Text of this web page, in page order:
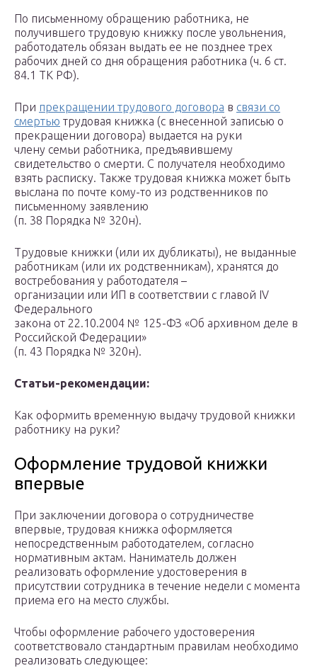
По письменному обращению работника, не
получившего трудовую книжку после увольнения,
работодатель обязан выдать ее не позднее трех
рабочих дней со дня обращения работника (ч. 6 ст.
84.1 ТК РФ).
При прекращении трудового договора в связи со
смертью трудовая книжка (с внесенной записью о
прекращении договора) выдается на руки
члену семьи работника, предъявившему
свидетельство о смерти. С получателя необходимо
взять расписку. Также трудовая книжка может быть
выслана по почте кому-то из родственников по
письменному заявлению
(п. 38 Порядка № 320н).
Трудовые книжки (или их дубликаты), не выданные
работникам (или их родственникам), хранятся до
востребования у работодателя –
организации или ИП в соответствии с главой IV
Федерального
закона от 22.10.2004 № 125-ФЗ «Об архивном деле в
Российской Федерации»
(п. 43 Порядка № 320н).
Статьи-рекомендации:
Как оформить временную выдачу трудовой книжки
работнику на руки?
Оформление трудовой книжки
впервые
При заключении договора о сотрудничестве
впервые, трудовая книжка оформляется
непосредственным работодателем, согласно
нормативным актам. Наниматель должен
реализовать оформление удостоверения в
присутствии сотрудника в течение недели с момента
приема его на место службы.
Чтобы оформление рабочего удостоверения
соответствовало стандартным правилам необходимо
реализовать следующее: